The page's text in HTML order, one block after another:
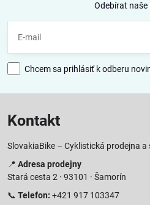
Odebírat naše
Chcem sa prihlásiť k odberu
Kontakt
SlovakiaBike – Cyklistická prodejna a
📍 Adresa prodejny
Stará cesta 2 · 93101 · Šamorín
📞 Telefon: +421 917 103347